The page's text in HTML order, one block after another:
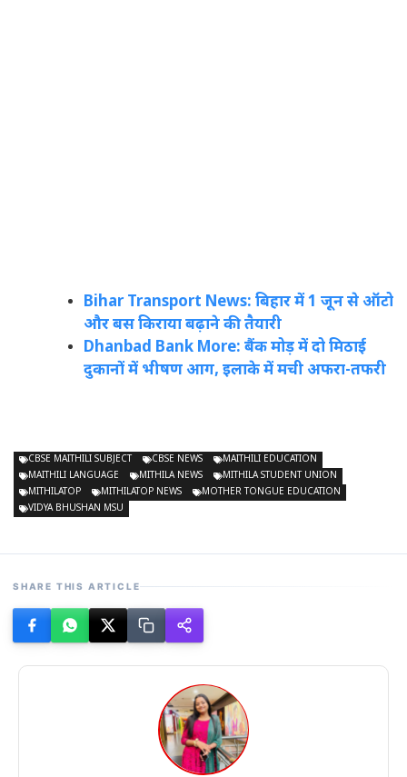
Bihar Transport News: बिहार में 1 जून से ऑटो
और बस किराया बढ़ाने की तैयारी
Dhanbad Bank More: बैंक मोड़ में दो मिठाई
दुकानों में भीषण आग, इलाके में मची अफरा-तफरी
CBSE MAITHILI SUBJECT CBSE NEWS
MAITHILI EDUCATION
MAITHILI LANGUAGE
MITHILA NEWS
MITHILA STUDENT UNION
MITHILATOP
MITHILATOP NEWS
MOTHER TONGUE EDUCATION
VIDYA BHUSHAN MSU
SHARE THIS ARTICLE